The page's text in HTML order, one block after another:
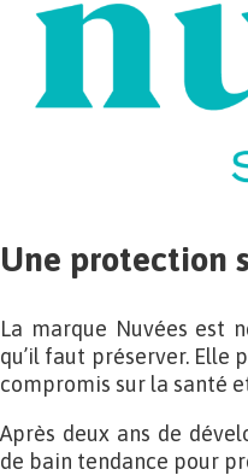
Une protection
La marque Nuvées est
qu’il faut préserver. Elle
compromis sur la santé
Après deux ans de
de bain tendance pour